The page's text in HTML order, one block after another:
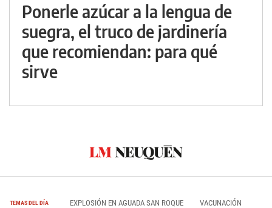
Ponerle azúcar a la lengua de
suegra, el truco de jardinería
que recomiendan: para qué
sirve
TEMAS DEL DÍA EXPLOSIÓN EN AGUADA SAN ROQUE VACUNACIÓN